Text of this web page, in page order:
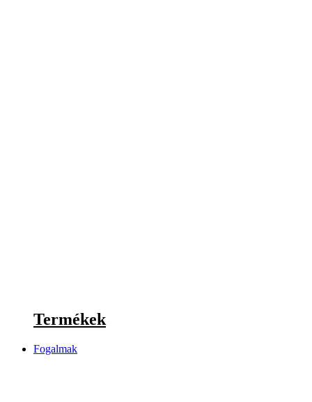
Termékek
Fogalmak